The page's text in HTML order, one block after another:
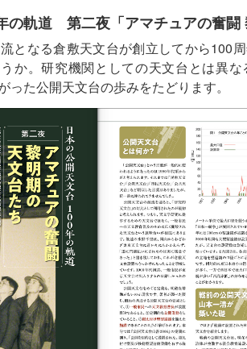
軌道 第二夜「アマチュアの奮闘
となる倉敷天文台が創立してから100
か。研究機関としての天文台とは異
た公開天文台の歩みをたどります。